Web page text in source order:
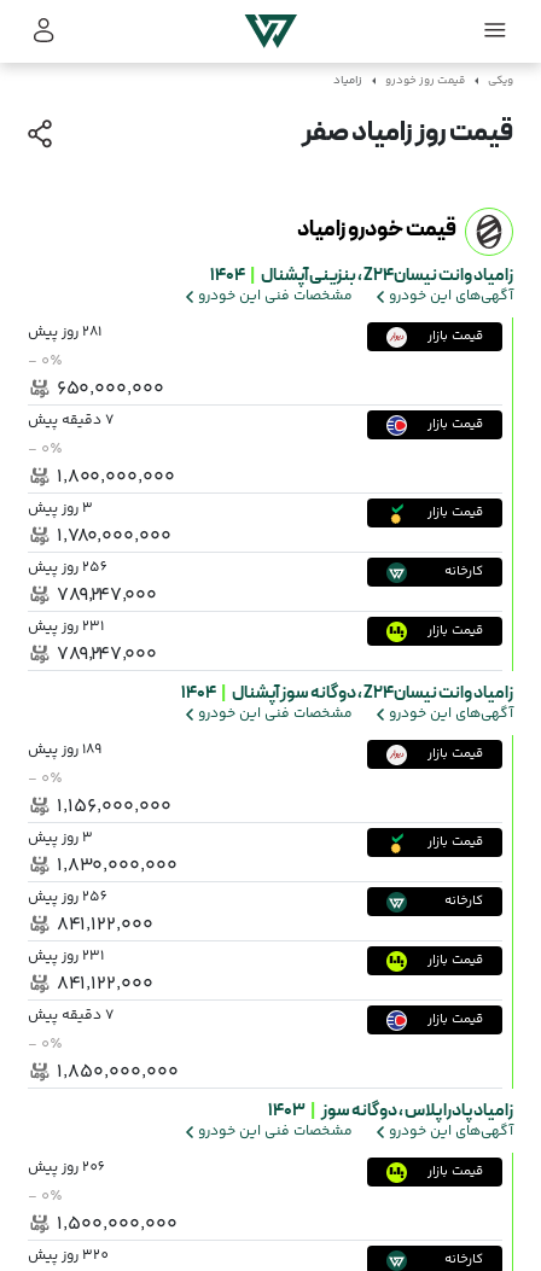
ویکی قیمت روز خودرو زامیاد
قیمت روز زامیاد صفر
قیمت خودرو زامیاد
زامیاد وانت نیسانZ24 ، بنزینی آپشنال 1404
آگهی‌های این خودرو مشخصات فنی این خودرو
قیمت بازار 281 روز پیش
- ۰٪
۶۵۰٬۰۰۰٬۰۰۰
قیمت بازار 7 دقیقه پیش
- ۰٪
۱٬۸۰۰٬۰۰۰٬۰۰۰
قیمت بازار 3 روز پیش
۱٬۷۸۰٬۰۰۰٬۰۰۰
کارخانه 256 روز پیش
۷۸۹٬۲۴۷٬۰۰۰
قیمت بازار 231 روز پیش
۷۸۹٬۲۴۷٬۰۰۰
زامیاد وانت نیسانZ24 ، دوگانه سوز آپشنال 1404
آگهی‌های این خودرو مشخصات فنی این خودرو
قیمت بازار 189 روز پیش
- ۰٪
۱٬۱۵۶٬۰۰۰٬۰۰۰
قیمت بازار 3 روز پیش
۱٬۸۳۰٬۰۰۰٬۰۰۰
کارخانه 256 روز پیش
۸۴۱٬۱۲۲٬۰۰۰
قیمت بازار 231 روز پیش
۸۴۱٬۱۲۲٬۰۰۰
قیمت بازار 7 دقیقه پیش
- ۰٪
۱٬۸۵۰٬۰۰۰٬۰۰۰
زامیاد پادرا پلاس ،دوگانه سوز 1403
آگهی‌های این خودرو مشخصات فنی این خودرو
قیمت بازار 206 روز پیش
- ۰٪
۱٬۵۰۰٬۰۰۰٬۰۰۰
کارخانه 320 روز پیش